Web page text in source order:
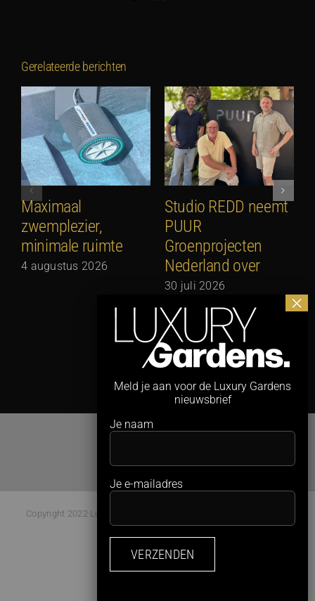
Gerelateerde berichten
Maximaal
zwemplezier,
minimale ruimte
4 augustus 2026
Studio REDD neemt
PUUR
Groenprojecten
Nederland over
30 juli 2026
Copyright 2022 Luxury Gardens Magazine | All Rights Reserved |
Facebook
Instagram
Meld je aan voor de Luxury Gardens
nieuwsbrief
Je naam
Je e-mailadres